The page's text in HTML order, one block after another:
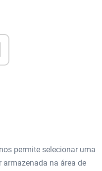
permite selecionar uma
armazenada na área de